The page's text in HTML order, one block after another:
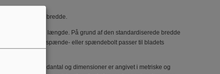
12,5 mm bredde.
og 300 mm længde. På grund af den standardiserede bredde
holderens spænde- eller spændebolt passer til bladets
om tandantal og dimensioner er angivet i metriske og